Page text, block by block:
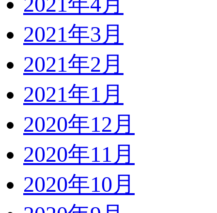
2021年3月
2021年2月
2021年1月
2020年12月
2020年11月
2020年10月